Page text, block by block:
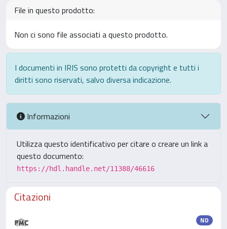
File in questo prodotto:
Non ci sono file associati a questo prodotto.
I documenti in IRIS sono protetti da copyright e tutti i
diritti sono riservati, salvo diversa indicazione.
Informazioni
Utilizza questo identificativo per citare o creare un link a
questo documento:
https://hdl.handle.net/11388/46616
Citazioni
ND